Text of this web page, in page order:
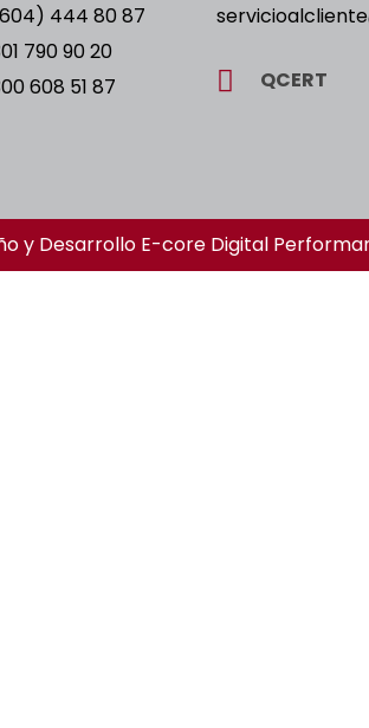
444 80 87
790 90 20
608 51 87
QCERT
y Desarrollo E-core Digital